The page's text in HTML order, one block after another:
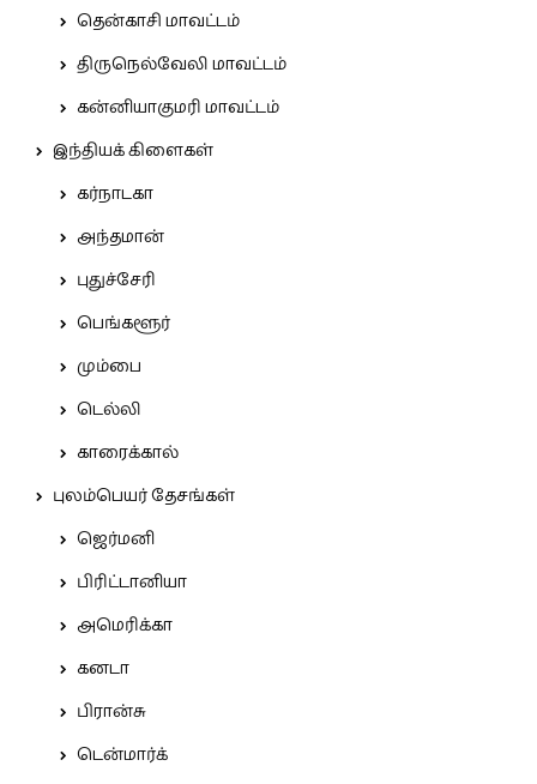
தென்காசி மாவட்டம்
திருநெல்வேலி மாவட்டம்
கன்னியாகுமரி மாவட்டம்
இந்தியக் கிளைகள்
கர்நாடகா
அந்தமான்
புதுச்சேரி
பெங்களூர்
மும்பை
டெல்லி
காரைக்கால்
புலம்பெயர் தேசங்கள்
ஜெர்மனி
பிரிட்டானியா
அமெரிக்கா
கனடா
பிரான்சு
டென்மார்க்